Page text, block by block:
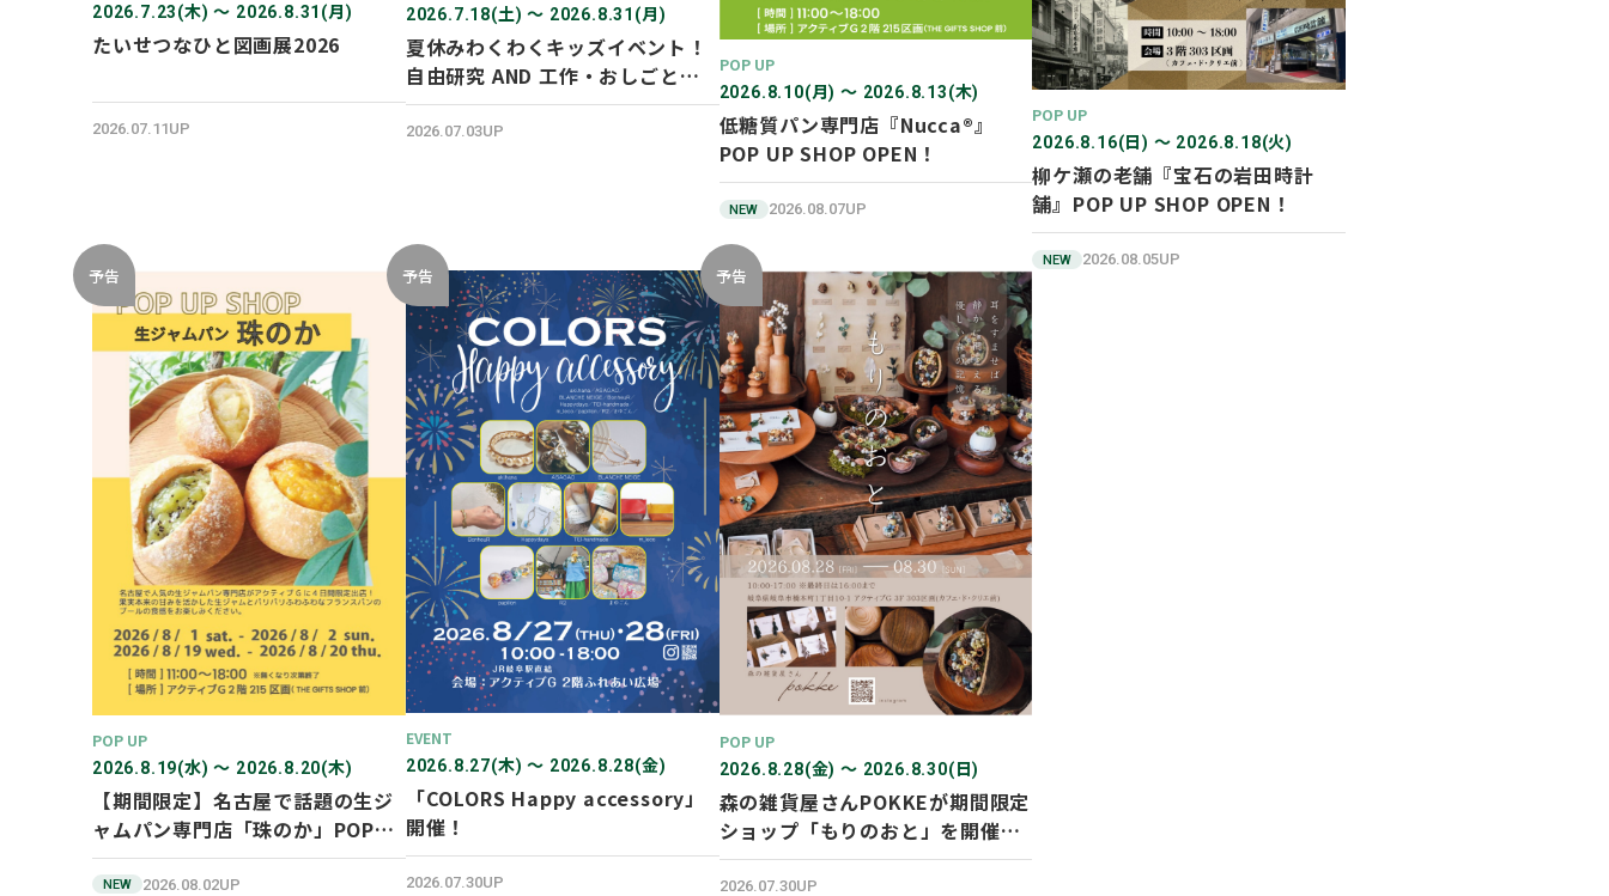
2026.7.23(木) 〜 2026.8.31(月)
たいせつなひと図画展2026
2026.07.11UP
2026.7.18(土) 〜 2026.8.31(月)
夏休みわくわくキッズイベント！
自由研究 AND 工作・おしごと体
験！
2026.07.03UP
POP UP
2026.8.10(月) 〜 2026.8.13(木)
低糖質パン専門店『Nucca®』
POP UP SHOP OPEN！
NEW 2026.08.07UP
POP UP
2026.8.16(日) 〜 2026.8.18(火)
柳ケ瀬の老舗『宝石の岩田時計
舗』POP UP SHOP OPEN！
NEW 2026.08.05UP
予告
POP UP
2026.8.19(水) 〜 2026.8.20(木)
【期間限定】名古屋で話題の生ジ
ャムパン専門店「珠のか」POP
UP SHOP
NEW 2026.08.02UP
予告
EVENT
2026.8.27(木) 〜 2026.8.28(金)
「COLORS Happy accessory」
開催！
2026.07.30UP
予告
POP UP
2026.8.28(金) 〜 2026.8.30(日)
森の雑貨屋さんPOKKEが期間限定
ショップ「もりのおと」を開催し
ます！
2026.07.30UP